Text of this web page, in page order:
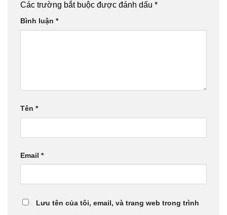
Các trường bắt buộc được đánh dấu *
Bình luận *
Tên *
Email *
Lưu tên của tôi, email, và trang web trong trình